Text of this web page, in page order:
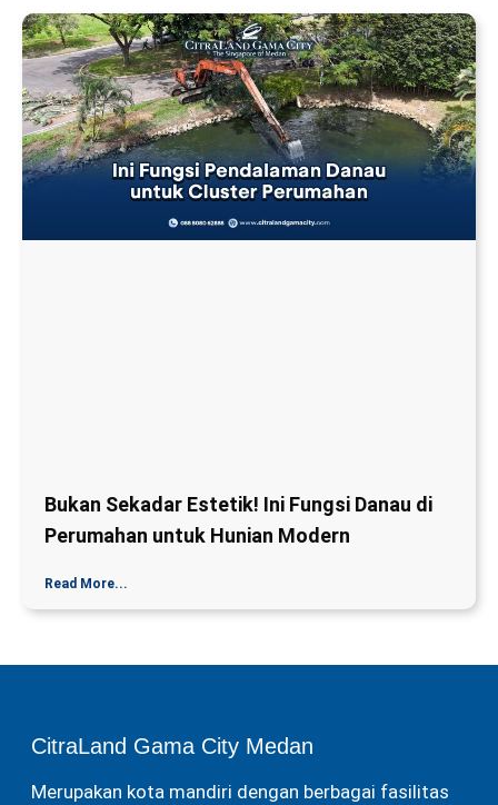
Bukan Sekadar Estetik! Ini Fungsi Danau di
Perumahan untuk Hunian Modern
Read More...
CitraLand Gama City Medan
Merupakan kota mandiri dengan berbagai fasilitas